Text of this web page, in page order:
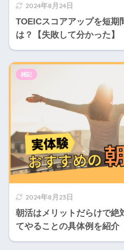
2024年8月24日
TOEICスコアアップを短期
は？【失敗して分かった】
2024年8月23日
朝活はメリットだらけで絶
てやることの具体例を紹介
雑記